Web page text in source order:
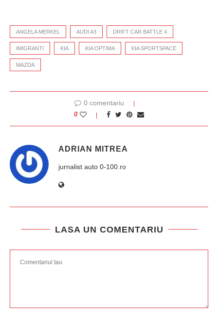
ANGELA MERKEL AUDI A3 DRIFT CAR BATTLE 4
IMIGRANTI KIA KIA OPTIMA KIA SPORTSPACE
MAZDA
0 comentariu
0
ADRIAN MITREA
jurnalist auto 0-100.ro
LASA UN COMENTARIU